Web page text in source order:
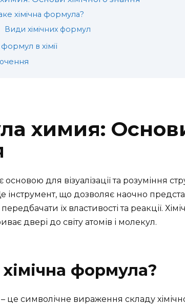
хімічна формула?
Види хімічних формул
в хімії
химия:
для візуалізації та розуміння
інструмент, що дозволяє наочно
їх властивості та реакції.
двері до світу атомів і молекул.
формула?
це символічне вираження складу